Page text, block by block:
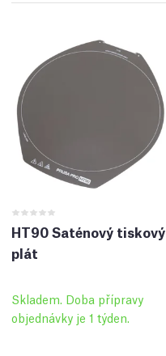
HT90 Saténový tiskový
plát
Skladem. Doba přípravy
objednávky je 1 týden.